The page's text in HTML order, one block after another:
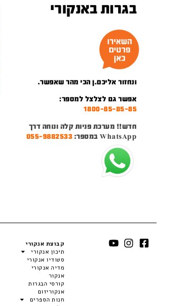
בגרות באנקורי
ונחזור אליכם.ן הכי מהר שאפשר.
אפשר גם לצלצל למספר:
1800-85-85-85
חדש!! מערכת פניות קלה ונוחה דרך
WhatsApp במספר:
055-9882533
קבוצת אנקורי
תיכון אנקורי
סטודיו אנקורי
מדיה אנקורי
אנקור
קורסי הבגרות
אנקוריזום
חנות הספרים